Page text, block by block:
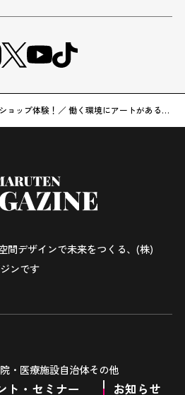
ョップ体験！／ 働く環境にアートがある、
間デザインで未来をつくる、(株)
ンです
・医療施設自治体その他
ト・セミナー お知らせ